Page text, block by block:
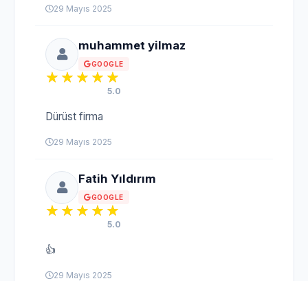
29 Mayıs 2025
muhammet yilmaz
GOOGLE
5.0
Dürüst firma
29 Mayıs 2025
Fatih Yıldırım
GOOGLE
5.0
👍
29 Mayıs 2025